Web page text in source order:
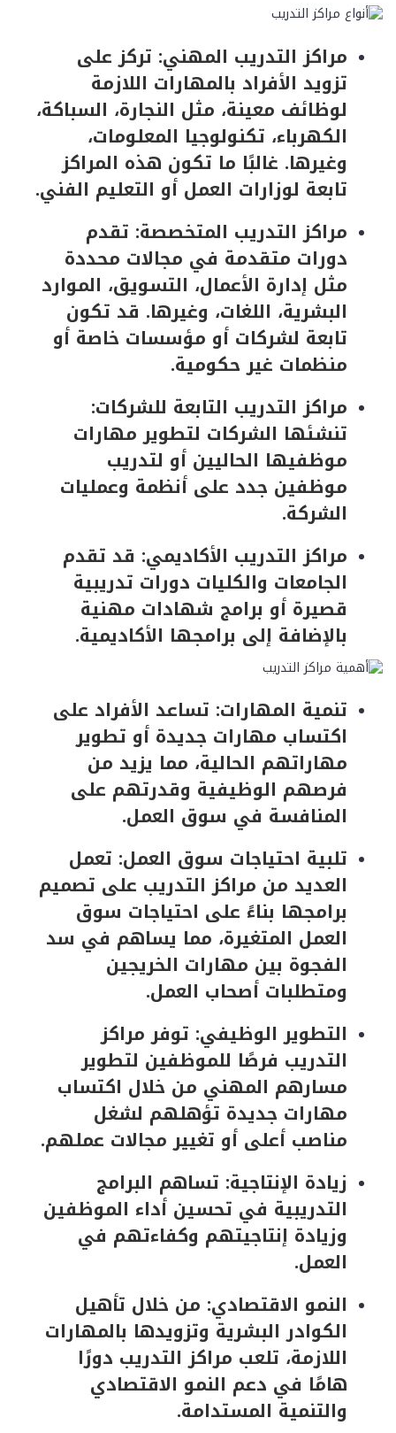
مراكز التدريب المهني: تركز على
تزويد الأفراد بالمهارات اللازمة
لوظائف معينة، مثل النجارة، السباكة،
الكهرباء، تكنولوجيا المعلومات،
وغيرها. غالبًا ما تكون هذه المراكز
تابعة لوزارات العمل أو التعليم الفني.
مراكز التدريب المتخصصة: تقدم
دورات متقدمة في مجالات محددة
مثل إدارة الأعمال، التسويق، الموارد
البشرية، اللغات، وغيرها. قد تكون
تابعة لشركات أو مؤسسات خاصة أو
منظمات غير حكومية.
مراكز التدريب التابعة للشركات:
تنشئها الشركات لتطوير مهارات
موظفيها الحاليين أو لتدريب
موظفين جدد على أنظمة وعمليات
الشركة.
مراكز التدريب الأكاديمي: قد تقدم
الجامعات والكليات دورات تدريبية
قصيرة أو برامج شهادات مهنية
بالإضافة إلى برامجها الأكاديمية.
تنمية المهارات: تساعد الأفراد على
اكتساب مهارات جديدة أو تطوير
مهاراتهم الحالية، مما يزيد من
فرصهم الوظيفية وقدرتهم على
المنافسة في سوق العمل.
تلبية احتياجات سوق العمل: تعمل
العديد من مراكز التدريب على تصميم
برامجها بناءً على احتياجات سوق
العمل المتغيرة، مما يساهم في سد
الفجوة بين مهارات الخريجين
ومتطلبات أصحاب العمل.
التطوير الوظيفي: توفر مراكز
التدريب فرصًا للموظفين لتطوير
مسارهم المهني من خلال اكتساب
مهارات جديدة تؤهلهم لشغل
مناصب أعلى أو تغيير مجالات عملهم.
زيادة الإنتاجية: تساهم البرامج
التدريبية في تحسين أداء الموظفين
وزيادة إنتاجيتهم وكفاءتهم في
العمل.
النمو الاقتصادي: من خلال تأهيل
الكوادر البشرية وتزويدها بالمهارات
اللازمة، تلعب مراكز التدريب دورًا
هامًا في دعم النمو الاقتصادي
والتنمية المستدامة.